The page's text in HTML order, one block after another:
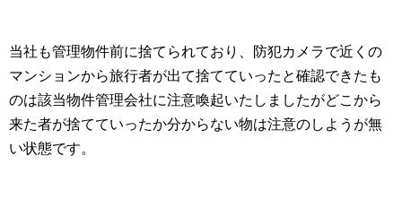
当社も管理物件前に捨てられており、防犯カメラで近くの
マンションから旅行者が出て捨てていったと確認できたも
のは該当物件管理会社に注意喚起いたしましたがどこから
来た者が捨てていったか分からない物は注意のしようが無
い状態です。